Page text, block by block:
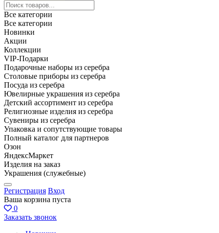
Все категории
Все категории
Новинки
Акции
Коллекции
VIP-Подарки
Подарочные наборы из серебра
Столовые приборы из серебра
Посуда из серебра
Ювелирные украшения из серебра
Детский ассортимент из серебра
Религиозные изделия из серебра
Сувениры из серебра
Упаковка и сопутствующие товары
Полный каталог для партнеров
Озон
ЯндексМаркет
Изделия на заказ
Украшения (служебные)
Регистрация Вход
Ваша корзина пуста
0
Заказать звонок